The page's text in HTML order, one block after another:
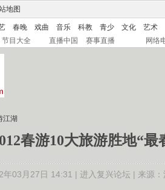
地图
春晚 戏曲 音乐 科教 青少 文化
艺术
节目大全 直播中国 赛事直播 网络
江湖
春游10大旅游胜地“最
年03月27日 14:31 | 进入复兴论坛| 来源